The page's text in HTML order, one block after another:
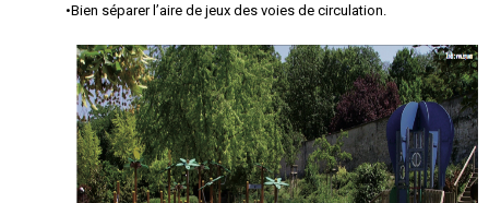
•Bien séparer l’aire de jeux des voies de circulation.